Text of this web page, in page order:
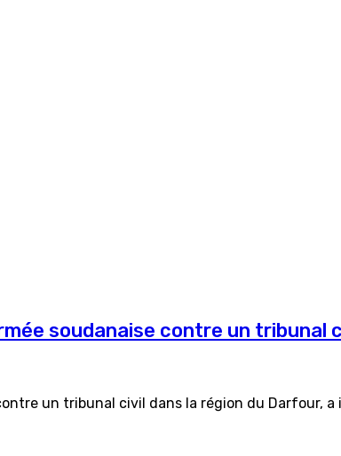
soudanaise contre un tribunal
un tribunal civil dans la région du Darfour,